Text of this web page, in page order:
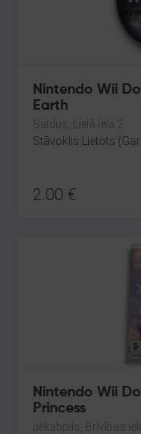
Nintendo Wii
Earth
Saldus, Lielā iela 2
Stāvoklis Lietots
2.00 €
Nintendo Wii
Princess
Jēkabpils, Brīvības